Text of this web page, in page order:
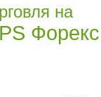
на
Форекс